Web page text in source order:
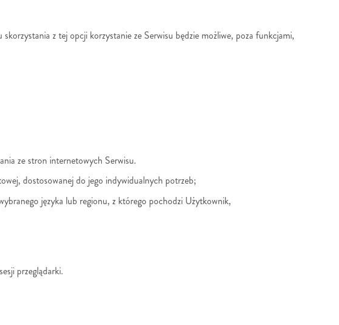
z tej opcji korzystanie ze Serwisu będzie możliwe, poza funkcjami,
ze stron internetowych Serwisu.
dostosowanej do jego indywidualnych potrzeb;
języka lub regionu, z którego pochodzi Użytkownik,
przeglądarki.